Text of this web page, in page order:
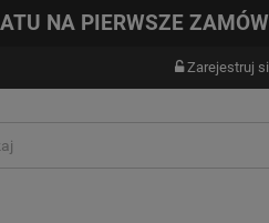
NA PIERWSZE
Zarejestruj